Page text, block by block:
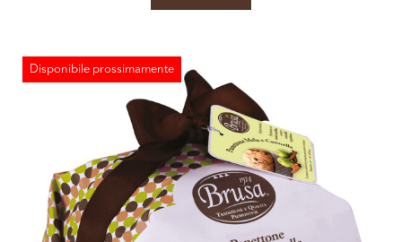
Disponibile prossimamente
ESAURITO